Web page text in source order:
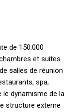
de 150.000
et suites.
salles de réunion
spa,
le dynamisme de la
structure externe